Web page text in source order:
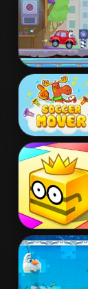
Wheely 4 -
Time
Soccer Mover
Paper.io 2